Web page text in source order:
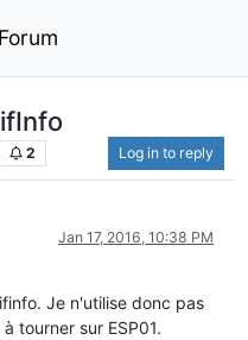
2 Log in to reply
Jan 17, 2016, 10:38 PM
Je n'utilise donc pas
tourner sur ESP01.